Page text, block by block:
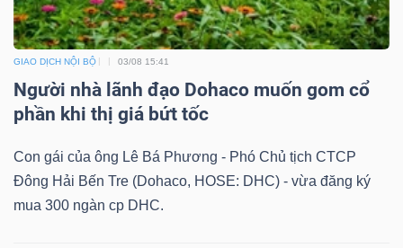
GIAO DỊCH NỘI BỘ 03/08 15:41
Người nhà lãnh đạo Dohaco muốn gom cổ
phần khi thị giá bứt tốc
Con gái của ông Lê Bá Phương - Phó Chủ tịch CTCP
Đông Hải Bến Tre (Dohaco, HOSE: DHC) - vừa đăng ký
mua 300 ngàn cp DHC.
Dữ
liệu
chính